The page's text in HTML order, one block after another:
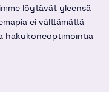
löytävät yleensä
ei välttämättä
hakukoneoptimointia